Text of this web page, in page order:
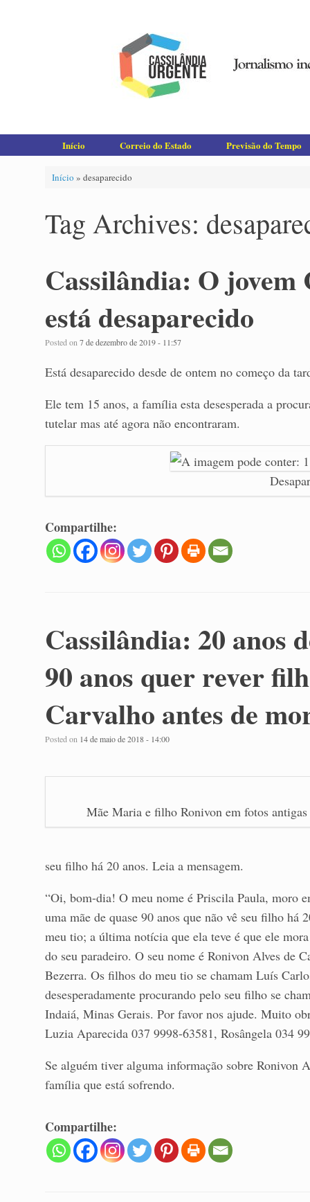
Início Correio do Estado Previsão do Tempo
Início » desaparecido
Tag Archives:
Cassilândia: O
está desaparecido
Posted on 7 de dezembro de 2019 - 11:57
Está desaparecido desde de ontem no começo da
Ele tem 15 anos, a família esta desesperada a
tutelar mas até agora não encontraram.
Compartilhe:
Cassilândia: 20 anos
90 anos quer rever
Carvalho antes de
Posted on 14 de maio de 2018 - 14:00
Mãe Maria e filho Ronivon em fotos antigas
seu filho há 20 anos. Leia a mensagem.
“Oi, bom-dia! O meu nome é Priscila Paula, moro
uma mãe de quase 90 anos que não vê seu filho
meu tio; a última notícia que ela teve é que ele
do seu paradeiro. O seu nome é Ronivon Alves de
Bezerra. Os filhos do meu tio se chamam Luís
desesperadamente procurando pelo seu filho se
Indaiá, Minas Gerais. Por favor nos ajude. Muito
Luzia Aparecida 037 9998-63581, Rosângela 034
Se alguém tiver alguma informação sobre Ronivon
família que está sofrendo.
Compartilhe: